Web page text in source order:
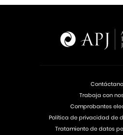
Trabaja con
Comprobantes
Política de privacidad de
Tratamiento de datos